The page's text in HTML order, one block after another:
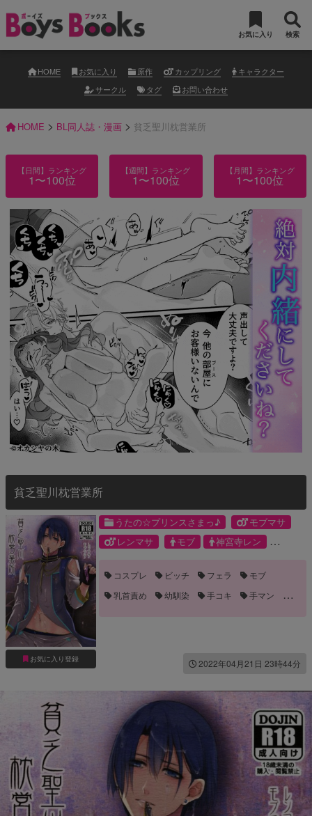
お気に入り 検索
HOME お気に入り 原作 カップリング
キャラクター
サークル
タグ お問い合わせ
HOME > BL同人誌・漫画 > 貧乏聖川枕営業所
【日間】ランキング
1〜100位
【週間】ランキング
1〜100位
【月間】ランキング
1〜100位
貧乏聖川枕営業所
お気に入り登録
うたの☆プリンスさまっ♪
モブマサ
レンマサ
モブ
神宮寺レン
コスプレ ビッチ フェラ
モブ
乳首責め
幼馴染 手コキ
手マン
2022年04月21日 23時44分